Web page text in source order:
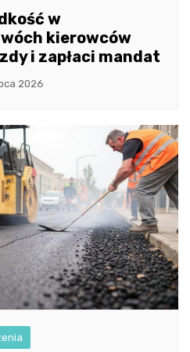
w
kierowców
i zapłaci mandat
2026